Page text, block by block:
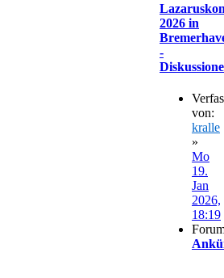
2026 in
-
von:
kralle
»
Mo
19.
Jan
2026,
18:19